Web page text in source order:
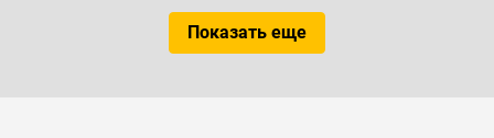
Показать еще